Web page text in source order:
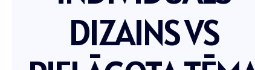
DIZAINS VS